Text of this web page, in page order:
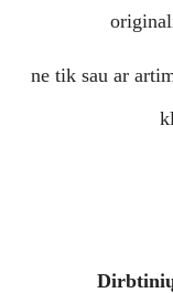
ne tik sau ar